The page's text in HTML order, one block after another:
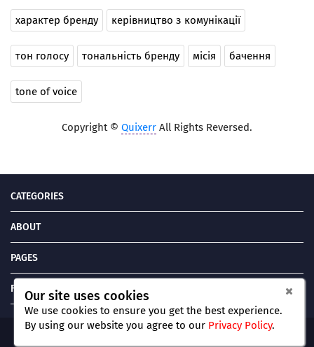
характер бренду керівництво з комунікації
тон голосу тональність бренду місія бачення
tone of voice
Copyright © Quixerr All Rights Reversed.
CATEGORIES
ABOUT
PAGES
FIND US ON
Copyright © Quixerr. All Rights Reserved, 2021-2024
Our site uses cookies
We use cookies to ensure you get the best experience.
By using our website you agree to our Privacy Policy.